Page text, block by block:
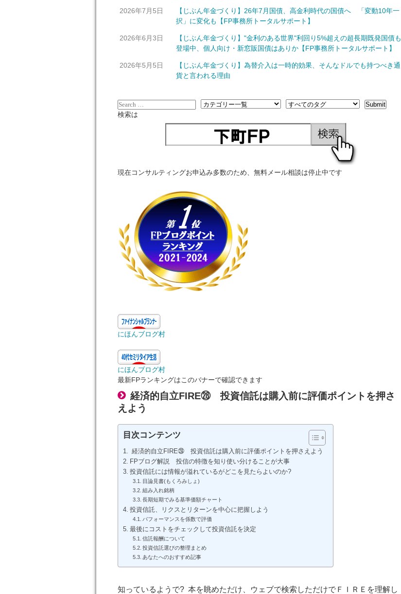
2026年7月5日
【じぶん年金づくり】26年7月国債、高金利時代の国債へ 「変動10年一
択」に変化も【FP事務所トータルサポート】
2026年6月3日
【じぶん年金づくり】"金利のある世界"利回り5%超えの超長期既発国債も
登場中、個人向け・新窓販国債はありか【FP事務所トータルサポート】
2026年5月5日
【じぶん年金づくり】為替介入は一時的効果、そんなドルでも持つべき通
貨と言われる理由
検索は
現在コンサルティングお申込み多数のため、無料メール相談は停止中です
にほんブログ村
にほんブログ村
最新FPランキングはこのバナーで確認できます
経済的自立FIRE㉘ 投資信託は購入前に評価ポイントを押さ
えよう
目次コンテンツ
経済的自立FIRE㉘ 投資信託は購入前に評価ポイントを押さえよう
FPブログ解説 投信の特徴を知り使い分けることが大事
投資信託には情報が溢れているがどこを見たらよいのか?
目論見書(もくろみしょ)
組み入れ銘柄
長期短期でみる基準価額チャート
投資信託、リクスとリターンを中心に把握しよう
パフォーマンスを係数で評価
最後にコストをチェックして投資信託を決定
信託報酬について
投資信託選びの整理まとめ
あなたへのおすすめ記事
知っているようで? 本を眺めただけ、ウェブで検索しただけでＦＩＲＥを理解し